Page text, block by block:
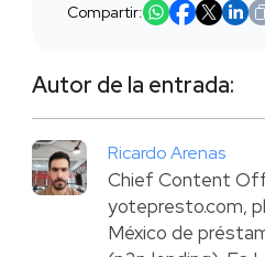
Compartir:
Autor de la entrada:
Ricardo Arenas
Chief Content
yotepresto.com,
México de